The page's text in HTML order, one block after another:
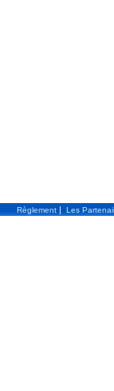
Règlement | Les